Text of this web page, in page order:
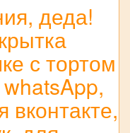
деда!
с тортом
вконтакте,